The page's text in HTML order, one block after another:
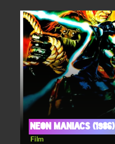
Neon Maniacs (1986)
Film